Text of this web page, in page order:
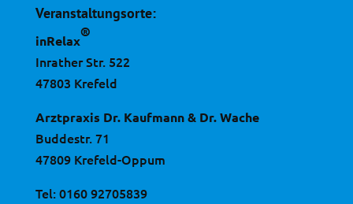
Veranstaltungsorte:
inRelax
®
Inrather Str. 522
47803 Krefeld
Arztpraxis Dr. Kaufmann & Dr. Wache
Buddestr. 71
47809 Krefeld-Oppum
Tel:0160 92705839